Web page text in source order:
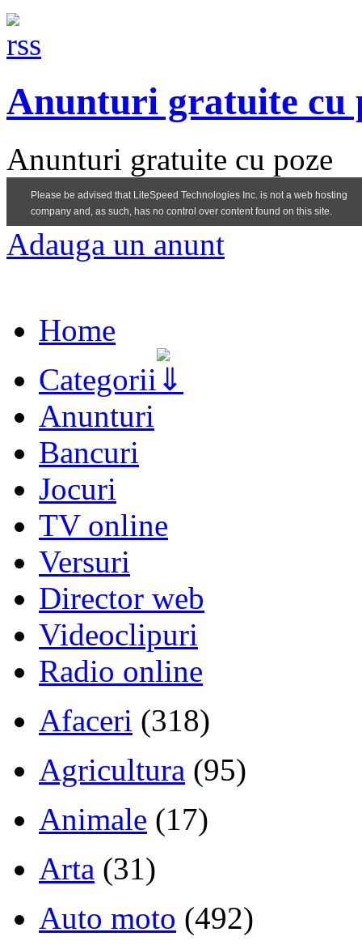
Anunturi gratuite cu
Anunturi gratuite cu poze
Adauga un anunt
Home
Categorii
Anunturi
Bancuri
Jocuri
TV online
Versuri
Director web
Videoclipuri
Radio online
Afaceri (318)
Agricultura (95)
Animale (17)
Arta (31)
Auto moto (492)